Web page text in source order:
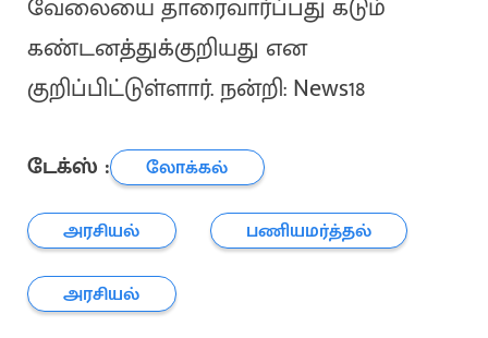
வேலையை தாரைவார்ப்பது கடும்
கண்டனத்துக்குறியது என
குறிப்பிட்டுள்ளார். நன்றி: News18
டேக்ஸ் :
லோக்கல்
அரசியல்
பணியமர்த்தல்
அரசியல்